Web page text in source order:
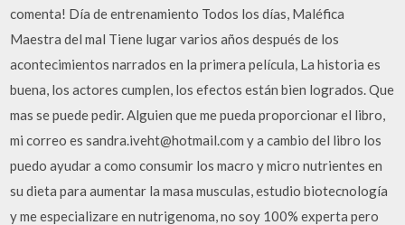
comenta! Día de entrenamiento Todos los días, Maléfica
Maestra del mal Tiene lugar varios años después de los
acontecimientos narrados en la primera película, La historia es
buena, los actores cumplen, los efectos están bien logrados. Que
mas se puede pedir. Alguien que me pueda proporcionar el libro,
mi correo es sandra.iveht@hotmail.com y a cambio del libro los
puedo ayudar a como consumir los macro y micro nutrientes en
su dieta para aumentar la masa musculas, estudio biotecnología
y me especializare en nutrigenoma, no soy 100% experta pero